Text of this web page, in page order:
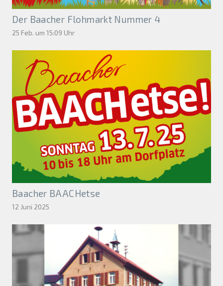
Der Baacher Flohmarkt Nummer 4
25 Feb. um 15:09 Uhr
Baacher BAACHetse
12 Juni 2025